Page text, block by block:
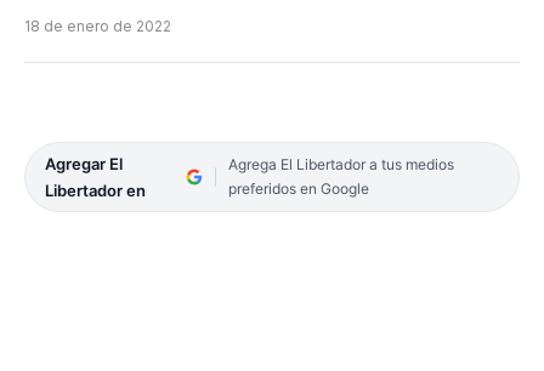
18 de enero de 2022
Agregar El
Libertador en
Agrega El Libertador a tus medios
preferidos en Google